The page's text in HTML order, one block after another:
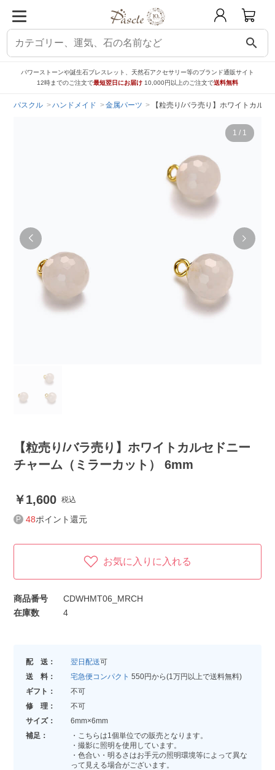
search
パワーストーンや誕生石ブレスレット、天然石アクセサリー等のブランド通販サイト
12時までのご注文で最短翌日にお届け 10,000円以上のご注文で送料無料
パスクル ハンドメイド 金属パーツ 【粒売り/バラ売り】ホワイトカル
1 / 1
【粒売り/バラ売り】ホワイトカルセドニー
チャーム（ミラーカット） 6mm
1,600 税込
48ポイント還元
お気に入りに入れる
商品番号
CDWHMT06_MRCH
在庫数
4
配 送： 翌日配送可
送 料：
宅急便コンパクト 550円から(1万円以上で送料無料)
ギフト：
不可
修 理：
不可
サイズ：
6mm×6mm
補足：
・こちらは1個単位での販売となります。
・撮影に照明を使用しています。
・色合い・明るさはお手元の照明環境等によって異な
って見える場合がございます。